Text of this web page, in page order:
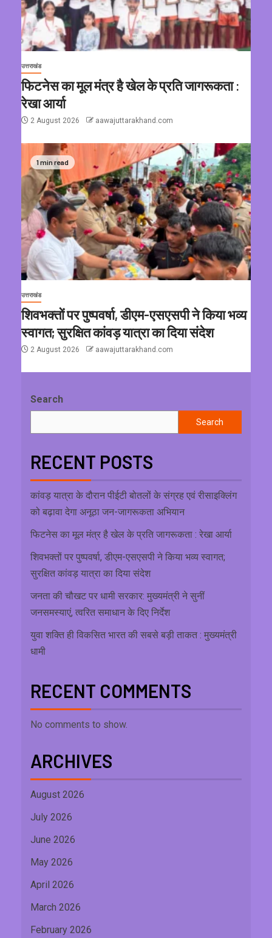
उत्तराखंड
फिटनेस का मूल मंत्र है खेल के प्रति जागरूकता :
रेखा आर्या
2 August 2026 aawajuttarakhand.com
1 min read
उत्तराखंड
शिवभक्तों पर पुष्पवर्षा, डीएम-एसएसपी ने किया भव्य
स्वागत; सुरक्षित कांवड़ यात्रा का दिया संदेश
2 August 2026 aawajuttarakhand.com
Search
Search
RECENT POSTS
कांवड़ यात्रा के दौरान पीईटी बोतलों के संग्रह एवं रीसाइक्लिंग
को बढ़ावा देगा अनूठा जन-जागरूकता अभियान
फिटनेस का मूल मंत्र है खेल के प्रति जागरूकता : रेखा आर्या
शिवभक्तों पर पुष्पवर्षा, डीएम-एसएसपी ने किया भव्य स्वागत;
सुरक्षित कांवड़ यात्रा का दिया संदेश
जनता की चौखट पर धामी सरकार: मुख्यमंत्री ने सुनीं
जनसमस्याएं, त्वरित समाधान के दिए निर्देश
युवा शक्ति ही विकसित भारत की सबसे बड़ी ताकत : मुख्यमंत्री
धामी
RECENT COMMENTS
No comments to show.
ARCHIVES
August 2026
July 2026
June 2026
May 2026
April 2026
March 2026
February 2026